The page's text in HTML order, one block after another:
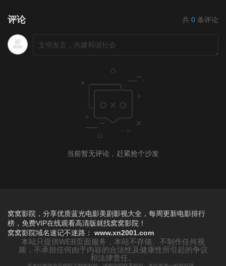
评论 共 0 条评论
当前暂无评论，赶紧抢个沙发
窝窝影院，分享优质蓝光电影美剧影视大全，每周更新电影排行
榜，免费VIP在线观看高清版就找窝窝影院！
窝窝影院域名速记不迷路： www.xn2001.com
本站只提供WEB页面服务，本站不存储、不制作任何视
频，不承担任何由于内容的合法性及健康性所引起的争议
和法律责任。